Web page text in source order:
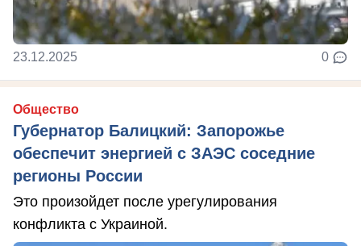
23.12.2025 0
Общество
Губернатор Балицкий: Запорожье
обеспечит энергией с ЗАЭС соседние
регионы России
Это произойдет после урегулирования
конфликта с Украиной.